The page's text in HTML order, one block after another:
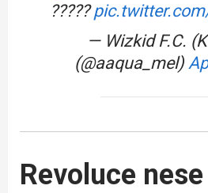
?????
— Wizkid F.C.
(@aaqua_mel)
Revoluce